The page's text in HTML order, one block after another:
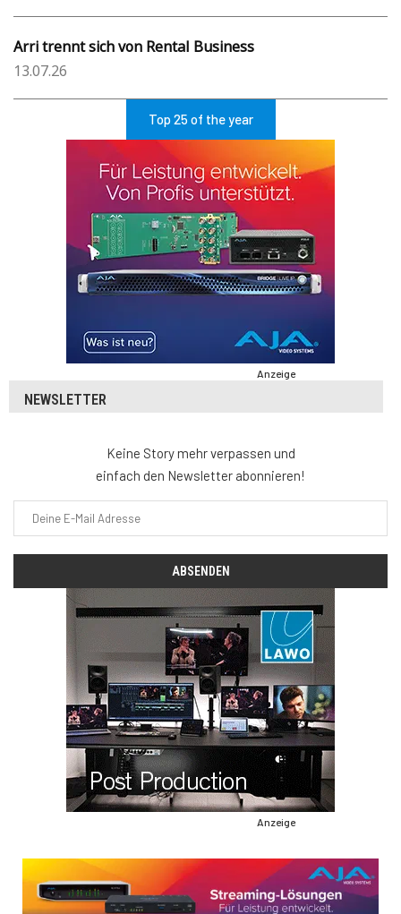
Arri trennt sich von Rental Business
13.07.26
Top 25 of the year
Anzeige
NEWSLETTER
Keine Story mehr verpassen und
einfach den Newsletter abonnieren!
Anzeige